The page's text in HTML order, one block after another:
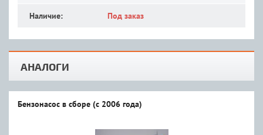
Наличие: Под заказ
АНАЛОГИ
Бензонасос в сборе (c 2006 года)